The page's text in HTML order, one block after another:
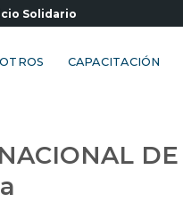
Solidario
CAPACITACIÓN